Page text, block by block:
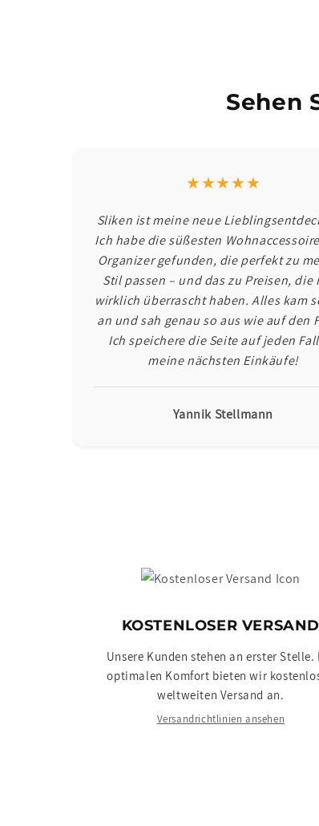
Sehen
★★★★★
Sliken ist meine neue
Ich habe die süßesten
Organizer gefunden, die perfekt zu
Stil passen – und das zu Preisen, die
wirklich überrascht haben. Alles kam
an und sah genau so aus wie auf den
Ich speichere die Seite auf jeden
meine nächsten Einkäufe!
Yannik Stellmann
KOSTENLOSER VERSAND
Unsere Kunden stehen an erster Stelle.
optimalen Komfort bieten wir
weltweiten Versand an.
Versandrichtlinien ansehen